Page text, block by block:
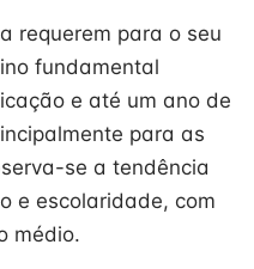
requerem para o seu
fundamental
e até um ano de
para as
se a tendência
e escolaridade, com
médio.